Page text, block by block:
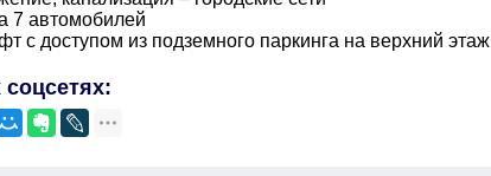
7 автомобилей
с доступом из подземного паркинга на верхний этаж